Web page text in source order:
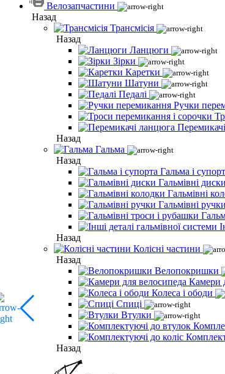
Велозапчастини
Назад
Трансмісія
Назад
Ланцюги
Зірки
Каретки
Шатуни
Педалі
Ручки
Назад
Гальма
Назад
Гальма і
Гальмівні диски
Гальмівні
Гальмівні ручки
Назад
Колісні частини
Назад
Велопокришки
Камери
Колеса і ободи
Спиці
Втулки
Назад